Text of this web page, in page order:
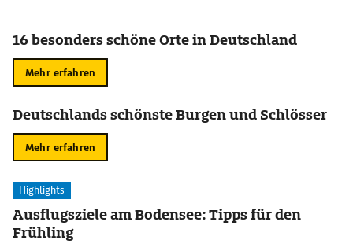
16 besonders schöne Orte in Deutschland
Mehr erfahren
Deutschlands schönste Burgen und Schlösser
Mehr erfahren
Highlights
Ausflugsziele am Bodensee: Tipps für den
Frühling